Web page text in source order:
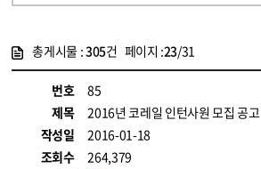
총게시물 :305건 페이지 :23/31
번호
85
제목
2016년 코레일 인턴사원 모집 공고
작성일
2016-01-18
조회수
264,379